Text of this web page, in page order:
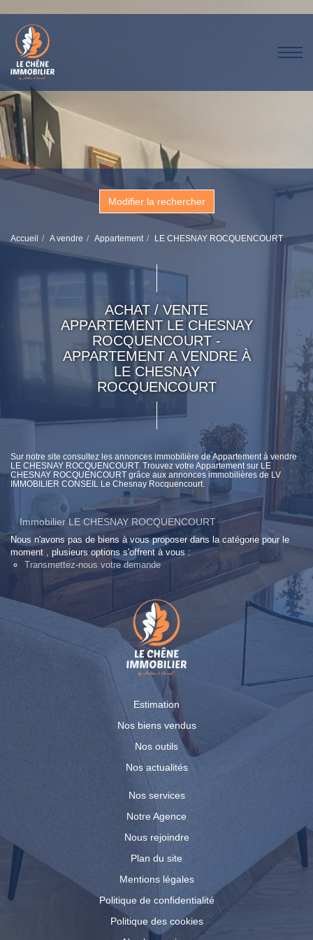
Modifier la rechercher
Accueil A vendre Appartement LE CHESNAY ROCQUENCOURT
ACHAT / VENTE
APPARTEMENT LE CHESNAY
ROCQUENCOURT -
APPARTEMENT A VENDRE À
LE CHESNAY
ROCQUENCOURT
Sur notre site consultez les annonces immobilière de Appartement à vendre
LE CHESNAY ROCQUENCOURT. Trouvez votre Appartement sur LE
CHESNAY ROCQUENCOURT grâce aux annonces immobilières de LV
IMMOBILIER CONSEIL Le Chesnay Rocquencourt.
Immobilier LE CHESNAY ROCQUENCOURT
Nous n'avons pas de biens à vous proposer dans la catégorie pour le
moment , plusieurs options s'offrent à vous :
Transmettez-nous votre demande
Estimation
Nos biens vendus
Nos outils
Nos actualités
Nos services
Notre Agence
Nous rejoindre
Plan du site
Mentions légales
Politique de confidentialité
Politique des cookies